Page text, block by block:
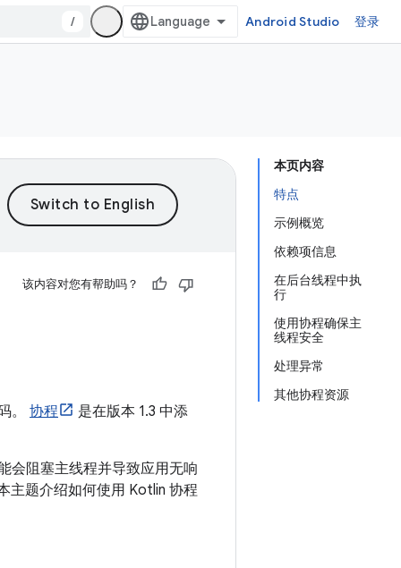
/ Android Studio 登录
本页内容
特点
示例概览
依赖项信息
在后台线程中执
行
使用协程确保主
线程安全
处理异常
其他协程资源
该内容对您有帮助吗？
。 协程 是在版本 1.3 中添
会阻塞主线程并导致应用无响
主题介绍如何使用 Kotlin 协程